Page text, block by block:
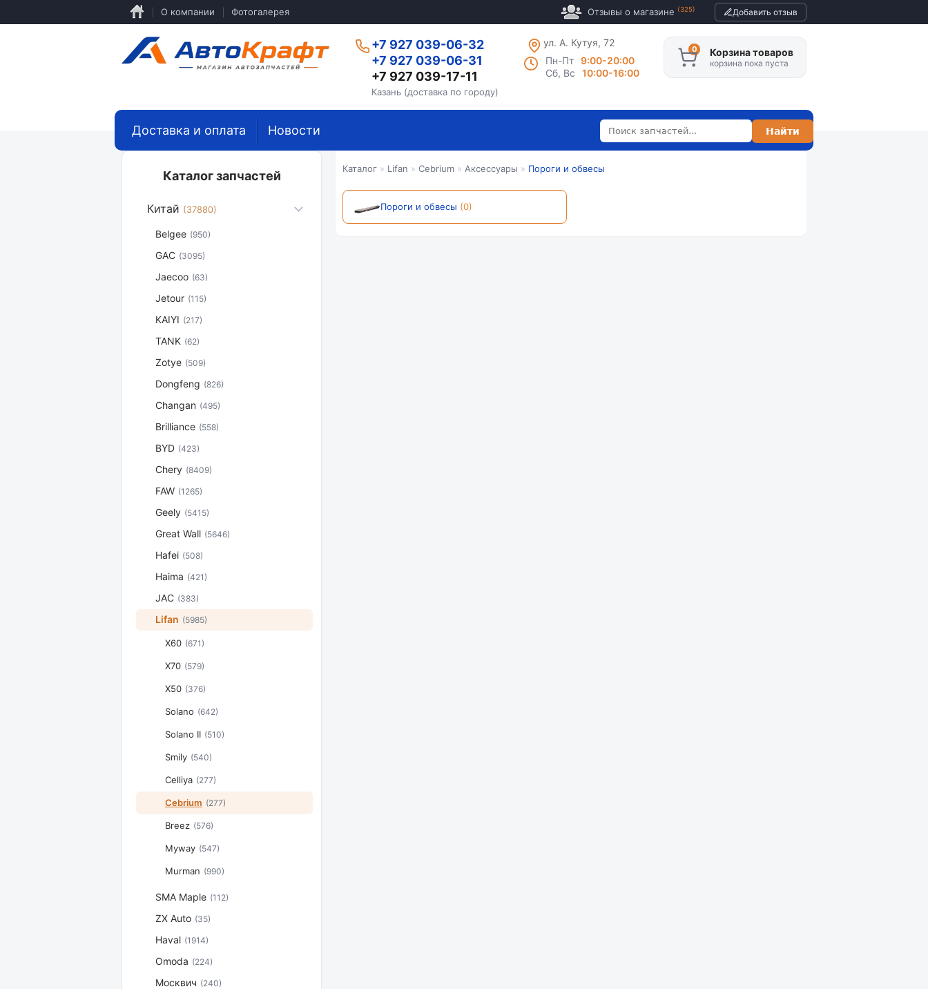
основному
О компании Фотогалерея Отзывы о магазине (325) Добавить отзыв
+7 927 039-06-32
+7 927 039-06-31
+7 927 039-17-11
Казань (доставка по городу)
ул. А. Кутуя, 72
Пн-Пт
9:00-20:00
Сб, Вс
10:00-16:00
Корзина товаров
корзина пока пуста
Каталог » Lifan » Cebrium » Аксессуары » Пороги и обвесы
Пороги и обвесы (0)
Доставка и оплата Новости
Каталог запчастей
Китай (37880)
Belgee (950)
GAC (3095)
Jaecoo (63)
Jetour (115)
KAIYI (217)
TANK (62)
Zotye (509)
Dongfeng (826)
Changan (495)
Brilliance (558)
BYD (423)
Chery (8409)
FAW (1265)
Geely (5415)
Great Wall (5646)
Hafei (508)
Haima (421)
JAC (383)
Lifan (5985)
X60 (671)
X70 (579)
X50 (376)
Solano (642)
Solano II (510)
Smily (540)
Celliya (277)
Cebrium (277)
Breez (576)
Myway (547)
Murman (990)
SMA Maple (112)
ZX Auto (35)
Haval (1914)
Omoda (224)
Москвич (240)